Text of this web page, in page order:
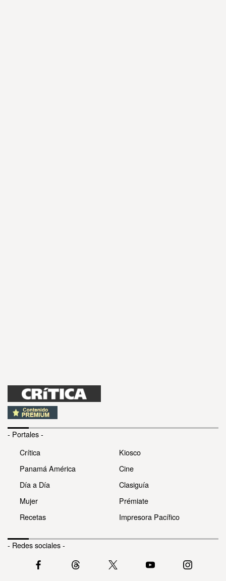
- Portales -
Crítica
Panamá América
Día a Día
Mujer
Recetas
Kiosco
Cine
Clasiguía
Prémiate
Impresora Pacífico
- Redes sociales -